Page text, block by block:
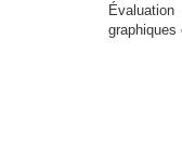
graphiques